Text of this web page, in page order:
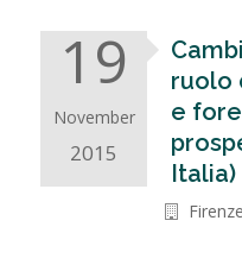
19
November
2015
ruolo
e
Italia)
Firenze